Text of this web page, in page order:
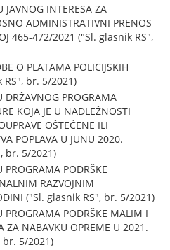
JAVNOG INTERESA ZA
ADMINISTRATIVNI PRENOS
465-472/2021 ("Sl. glasnik RS",
O PLATAMA POLICIJSKIH
RS", br. 5/2021)
DRŽAVNOG PROGRAMA
KOJA JE U NADLEŽNOSTI
OŠTEĆENE ILI
POPLAVA U JUNU 2020.
br. 5/2021)
PROGRAMA PODRŠKE
RAZVOJNIM
("Sl. glasnik RS", br. 5/2021)
PROGRAMA PODRŠKE MALIM I
ZA NABAVKU OPREME U 2021.
br. 5/2021)